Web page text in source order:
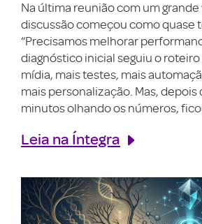
Na última reunião com um grande
discussão começou como quase
“Precisamos melhorar
diagnóstico inicial seguiu o
mídia, mais testes, mais
mais personalização. Mas, depois
minutos olhando os números,
Leia na Íntegra